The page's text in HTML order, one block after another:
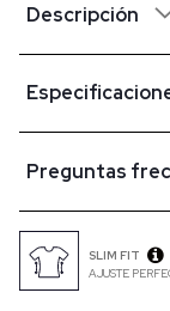
Descripción
Preguntas
SLIM FIT
AJUSTE